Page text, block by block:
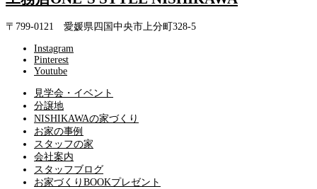
〒799-0121 愛媛県四国中央市上分町328-5
Instagram
Pinterest
Youtube
見学会・イベント
分譲地
NISHIKAWAの家づくり
お家の事例
スタッフの家
会社案内
スタッフブログ
お家づくりBOOKプレゼント